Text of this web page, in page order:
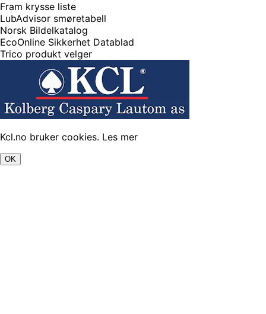
Fram krysse liste
LubAdvisor smøretabell
Norsk Bildelkatalog
EcoOnline Sikkerhet Datablad
Trico produkt velger
Kcl.no bruker cookies. Les mer
OK